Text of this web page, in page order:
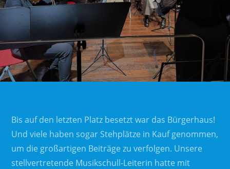
Bis auf den letzten Platz besetzt war das Bürgerhaus!
Und viele haben sogar Stehplätze in Kauf genommen,
um die großartigen Beiträge zu verfolgen. Unsere
stellvertretende Musikschull-Leiterin hatte mit